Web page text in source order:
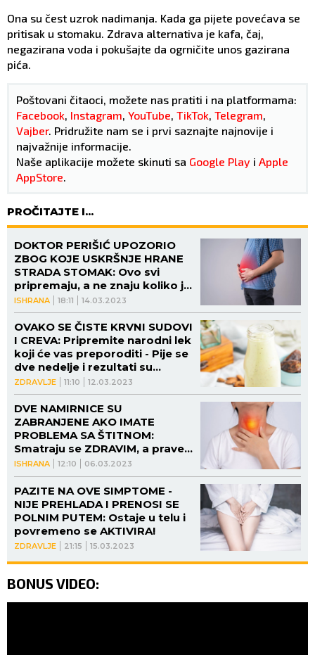
Ona su čest uzrok nadimanja. Kada ga pijete povećava se
pritisak u stomaku. Zdrava alternativa je kafa, čaj,
negazirana voda i pokušajte da ogrničite unos gazirana
pića.
Poštovani čitaoci, možete nas pratiti i na platformama:
Facebook, Instagram, YouTube, TikTok, Telegram,
Vajber. Pridružite nam se i prvi saznajte najnovije i
najvažnije informacije.
Naše aplikacije možete skinuti sa Google Play i Apple
AppStore.
PROČITAJTE I...
ISHRANA 18:11 14.03.2023
DOKTOR PERIŠIĆ UPOZORIO
ZBOG KOJE USKRŠNJE HRANE
STRADA STOMAK: Ovo svi
pripremaju, a ne znaju koliko je
ŠTETNO!
ZDRAVLJE 11:10 12.03.2023
OVAKO SE ČISTE KRVNI SUDOVI
I CREVA: Pripremite narodni lek
koji će vas preporoditi - Pije se
dve nedelje i rezultati su
fenomenalni!
ISHRANA 12:10 06.03.2023
DVE NAMIRNICE SU
ZABRANJENE AKO IMATE
PROBLEMA SA ŠTITNOM:
Smatraju se ZDRAVIM, a prave
HAOS "Nismo znali šta se
dešava, rezultati su
NEKONTROLISANO skočili"
ZDRAVLJE 21:15 15.03.2023
PAZITE NA OVE SIMPTOME -
NIJE PREHLADA I PRENOSI SE
POLNIM PUTEM: Ostaje u telu i
povremeno se AKTIVIRA!
BONUS VIDEO: